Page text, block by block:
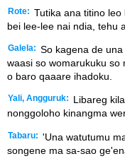
Rote: Tutika ana titino
bei lee-lee nai ndia, tehu
Galela: So kagena de
waasi so womarukuku so
o baro qaaare ihadoku.
Yali, Angguruk:
Libareg
nonggoloho kinangma
Tabaru: 'Una watutumu
songene ma sa-sao